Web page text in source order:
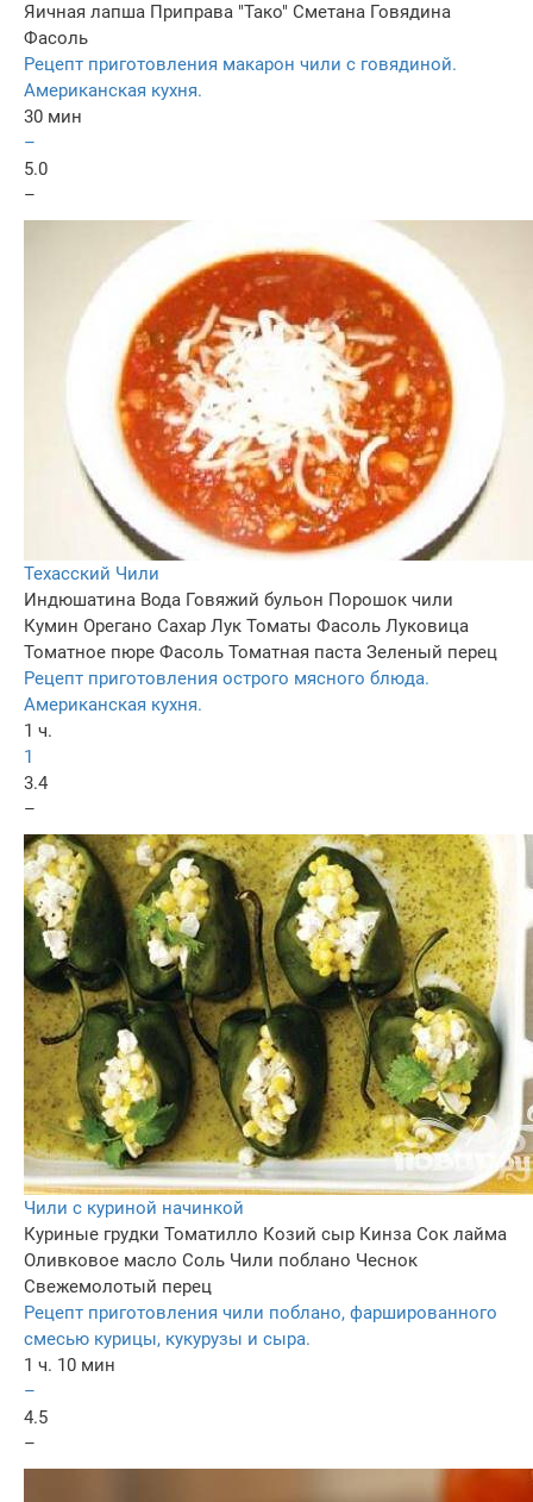
Яичная лапша Приправа "Тако" Сметана Говядина
Фасоль
Рецепт приготовления макарон чили с говядиной.
Американская кухня.
30 мин
–
5.0
–
Техасский Чили
Индюшатина Вода Говяжий бульон Порошок чили
Кумин Орегано Сахар Лук Томаты Фасоль Луковица
Томатное пюре Фасоль Томатная паста Зеленый перец
Рецепт приготовления острого мясного блюда.
Американская кухня.
1 ч.
1
3.4
–
Чили с куриной начинкой
Куриные грудки Томатилло Козий сыр Кинза Сок лайма
Оливковое масло Соль Чили поблано Чеснок
Свежемолотый перец
Рецепт приготовления чили поблано, фаршированного
смесью курицы, кукурузы и сыра.
1 ч. 10 мин
–
4.5
–